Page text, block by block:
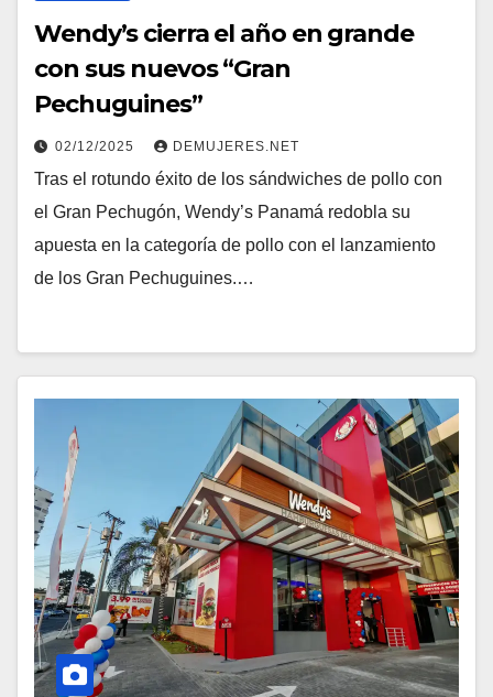
Wendy’s cierra el año en grande
con sus nuevos “Gran
Pechuguines”
02/12/2025 DEMUJERES.NET
Tras el rotundo éxito de los sándwiches de pollo con
el Gran Pechugón, Wendy’s Panamá redobla su
apuesta en la categoría de pollo con el lanzamiento
de los Gran Pechuguines.…